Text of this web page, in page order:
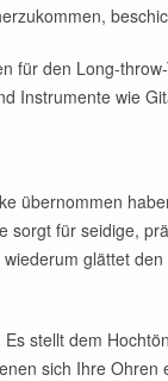
für den Long-
Instrumente wie
übernommen
für seidige,
glättet
stellt dem
sich Ihre